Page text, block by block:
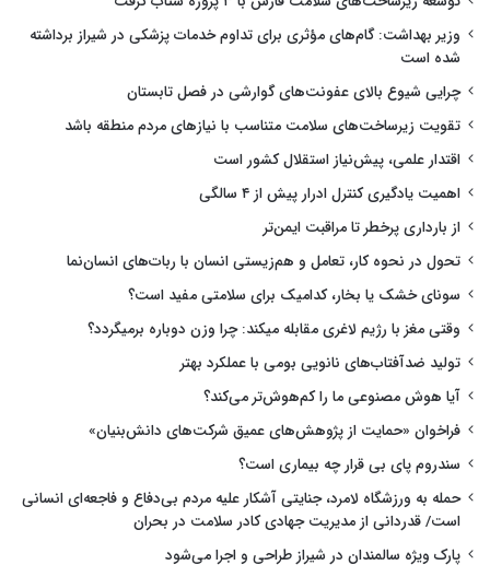
وزیر بهداشت: گام‌های مؤثری برای تداوم خدمات پزشکی در شیراز برداشته
شده است
چرایی شیوع بالای عفونت‌های گوارشی در فصل تابستان
تقویت زیرساخت‌های سلامت متناسب با نیازهای مردم منطقه باشد
اقتدار علمی، پیش‌نیاز استقلال کشور است
اهمیت یادگیری کنترل ادرار پیش از ۴ سالگی
از بارداری پرخطر تا مراقبت ایمن‌تر
تحول در نحوه کار، تعامل و هم‌زیستی انسان با ربات‌های انسان‌نما
سونای خشک یا بخار، کدامیک برای سلامتی مفید است؟
وقتی مغز با رژیم لاغری مقابله میکند: چرا وزن دوباره برمیگردد؟
تولید ضدآفتاب‌های نانویی بومی با عملکرد بهتر
آیا هوش مصنوعی ما را کم‌هوش‌تر می‌کند؟
فراخوان «حمایت از پژوهش‌های عمیق شرکت‌های دانش‌بنیان»
سندروم پای بی قرار چه بیماری است؟
حمله به ورزشگاه لامرد، جنایتی آشکار علیه مردم بی‌دفاع و فاجعه‌ای انسانی
است/ قدردانی از مدیریت جهادی کادر سلامت در بحران
پارک ویژه سالمندان در شیراز طراحی و اجرا می‌شود